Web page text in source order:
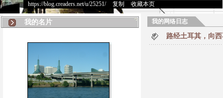
https://blog.creaders.net/u/25251/> 复制 收藏本页
我的名片 我的网络日志
路经土耳其，向